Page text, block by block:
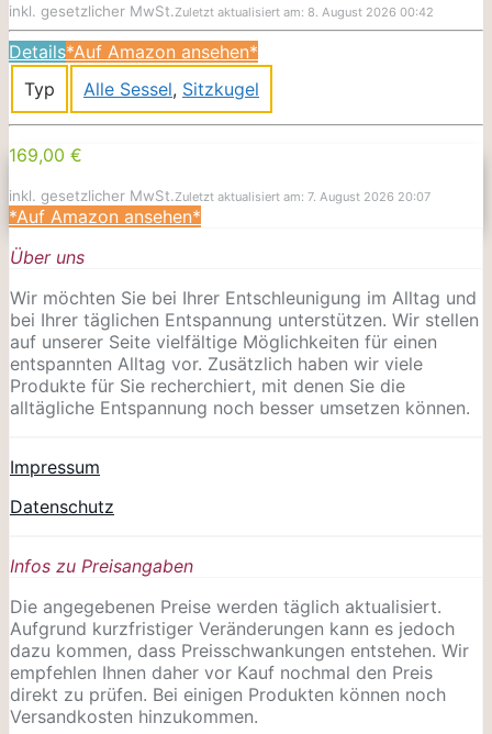
inkl. gesetzlicher MwSt.Zuletzt aktualisiert am: 8. August 2026 00:42
Details*Auf Amazon ansehen*
Typ
Alle Sessel, Sitzkugel
169,00 €
inkl. gesetzlicher MwSt.Zuletzt aktualisiert am: 7. August 2026 20:07
*Auf Amazon ansehen*
Über uns
Wir möchten Sie bei Ihrer Entschleunigung im Alltag und
bei Ihrer täglichen Entspannung unterstützen. Wir stellen
auf unserer Seite vielfältige Möglichkeiten für einen
entspannten Alltag vor. Zusätzlich haben wir viele
Produkte für Sie recherchiert, mit denen Sie die
alltägliche Entspannung noch besser umsetzen können.
Impressum
Datenschutz
Infos zu Preisangaben
Die angegebenen Preise werden täglich aktualisiert.
Aufgrund kurzfristiger Veränderungen kann es jedoch
dazu kommen, dass Preisschwankungen entstehen. Wir
empfehlen Ihnen daher vor Kauf nochmal den Preis
direkt zu prüfen. Bei einigen Produkten können noch
Versandkosten hinzukommen.